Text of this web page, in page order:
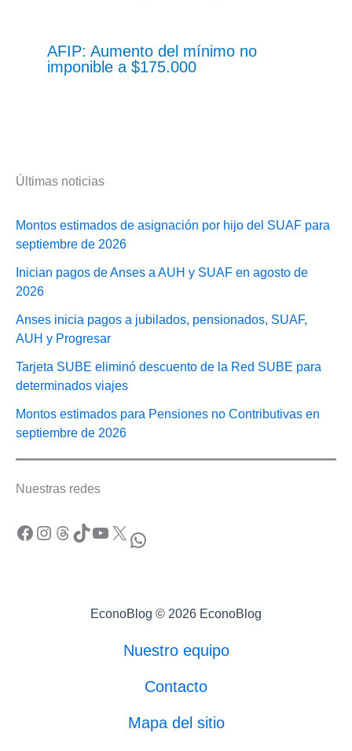
AFIP: Aumento del mínimo no
imponible a $175.000
Últimas noticias
Montos estimados de asignación por hijo del SUAF para
septiembre de 2026
Inician pagos de Anses a AUH y SUAF en agosto de
2026
Anses inicia pagos a jubilados, pensionados, SUAF,
AUH y Progresar
Tarjeta SUBE eliminó descuento de la Red SUBE para
determinados viajes
Montos estimados para Pensiones no Contributivas en
septiembre de 2026
Nuestras redes
Facebook Instagram Threads TikTok YouTube X WhatsApp
EconoBlog © 2026 EconoBlog
Nuestro equipo
Contacto
Mapa del sitio